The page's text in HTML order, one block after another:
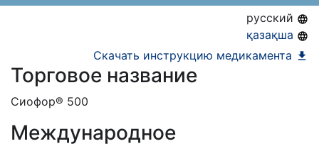
АЛО (Включено в Список бесплатного
амбулаторного лекарственного обеспечения)
ЕД (Включено в Список ЛС в рамках ГОБМП,
подлежащих закупу у Единого
русский
қазақша
Скачать инструкцию медикамента
Торговое название
Сиофор® 500
Международное